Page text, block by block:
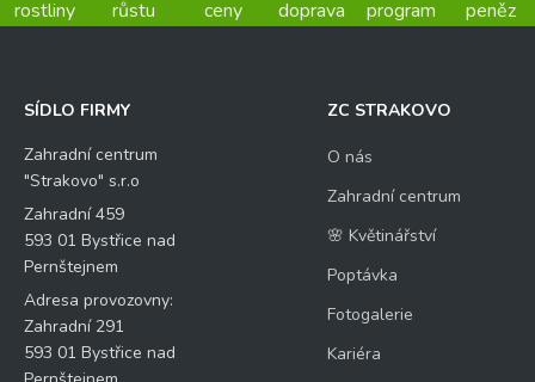
rostliny
růstu
ceny
doprava
program
peněz
SÍDLO FIRMY
Zahradní centrum
"Strakovo" s.r.o
Zahradní 459
593 01 Bystřice nad
Pernštejnem
Adresa provozovny:
Zahradní 291
593 01 Bystřice nad
ZC STRAKOVO
O nás
Zahradní centrum
🌸 Květinářství
Poptávka
Fotogalerie
Kariéra